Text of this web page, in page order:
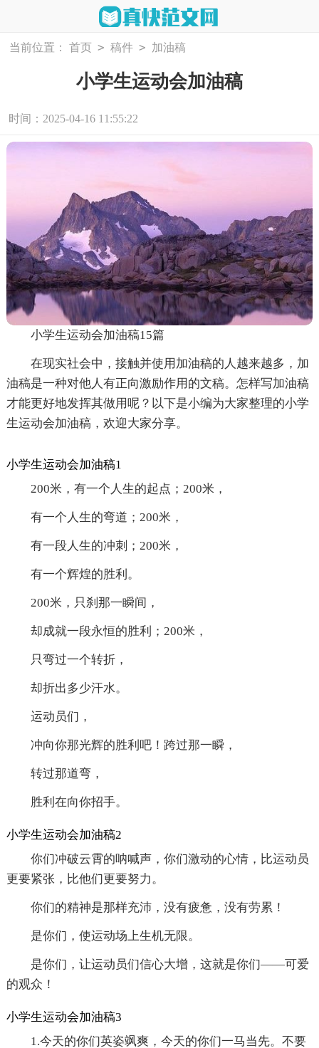
当前位置： 首页 > 稿件 > 加油稿
小学生运动会加油稿
时间：2025-04-16 11:55:22
小学生运动会加油稿15篇
在现实社会中，接触并使用加油稿的人越来越多，加
油稿是一种对他人有正向激励作用的文稿。怎样写加油稿
才能更好地发挥其做用呢？以下是小编为大家整理的小学
生运动会加油稿，欢迎大家分享。
小学生运动会加油稿1
200米，有一个人生的起点；200米，
有一个人生的弯道；200米，
有一段人生的冲刺；200米，
有一个辉煌的胜利。
200米，只刹那一瞬间，
却成就一段永恒的胜利；200米，
只弯过一个转折，
却折出多少汗水。
运动员们，
冲向你那光辉的胜利吧！跨过那一瞬，
转过那道弯，
胜利在向你招手。
小学生运动会加油稿2
你们冲破云霄的呐喊声，你们激动的心情，比运动员
更要紧张，比他们更要努力。
你们的精神是那样充沛，没有疲惫，没有劳累！
是你们，使运动场上生机无限。
是你们，让运动员们信心大增，这就是你们——可爱
的观众！
小学生运动会加油稿3
1.今天的你们英姿飒爽，今天的你们一马当先。不要